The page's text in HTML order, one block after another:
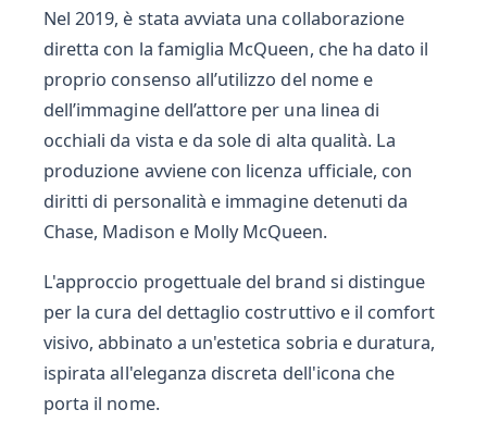
Nel 2019, è stata avviata una collaborazione
diretta con la famiglia McQueen, che ha dato il
proprio consenso all’utilizzo del nome e
dell’immagine dell’attore per una linea di
occhiali da vista e da sole di alta qualità. La
produzione avviene con licenza ufficiale, con
diritti di personalità e immagine detenuti da
Chase, Madison e Molly McQueen.
L'approccio progettuale del brand si distingue
per la cura del dettaglio costruttivo e il comfort
visivo, abbinato a un'estetica sobria e duratura,
ispirata all'eleganza discreta dell'icona che
porta il nome.